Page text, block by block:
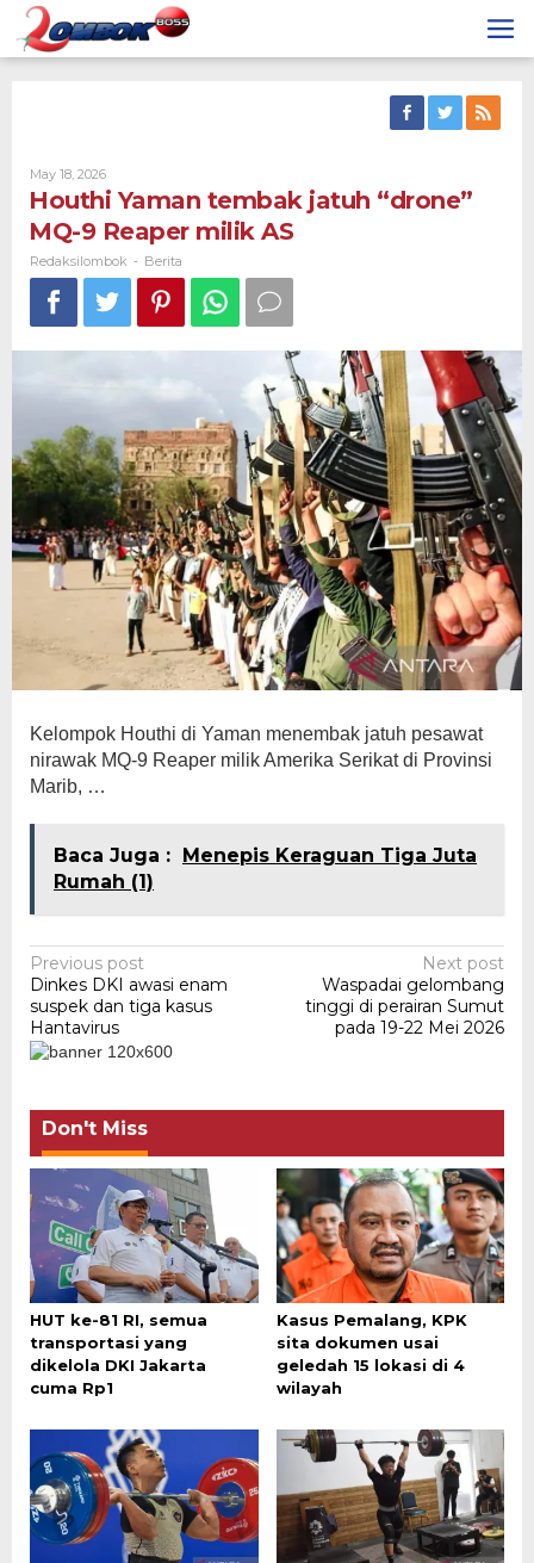
Skip
content
May 18, 2026By
Redaksilombok
Houthi Yaman tembak jatuh “drone”
MQ-9 Reaper milik AS
Redaksilombok - Berita
Kelompok Houthi di Yaman menembak jatuh pesawat
nirawak MQ-9 Reaper milik Amerika Serikat di Provinsi
Marib, …
Baca Juga :
Menepis Keraguan Tiga Juta
Rumah (1)
Post
navigation
Previous post
Dinkes DKI awasi enam
suspek dan tiga kasus
Hantavirus
Next post
Waspadai gelombang
tinggi di perairan Sumut
pada 19-22 Mei 2026
Don't Miss
HUT ke-81 RI, semua
transportasi yang
dikelola DKI Jakarta
cuma Rp1
Kasus Pemalang, KPK
sita dokumen usai
geledah 15 lokasi di 4
wilayah